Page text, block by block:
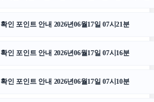
인 포인트 안내 2026년06월17일 07시21분
인 포인트 안내 2026년06월17일 07시16분
인 포인트 안내 2026년06월17일 07시10분